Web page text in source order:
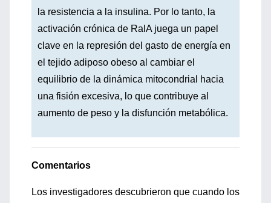
la resistencia a la insulina. Por lo tanto, la
activación crónica de RalA juega un papel
clave en la represión del gasto de energía en
el tejido adiposo obeso al cambiar el
equilibrio de la dinámica mitocondrial hacia
una fisión excesiva, lo que contribuye al
aumento de peso y la disfunción metabólica.
Comentarios
Los investigadores descubrieron que cuando los